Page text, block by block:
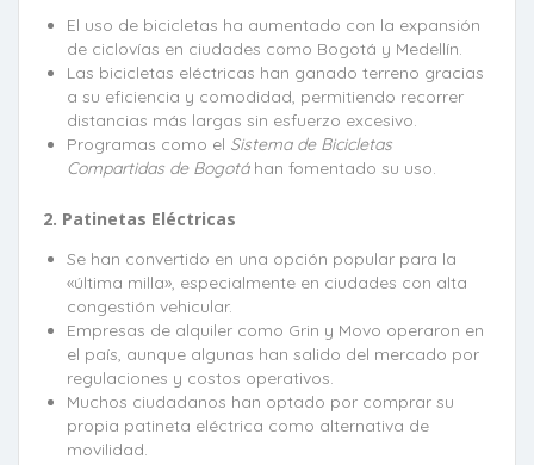
El uso de bicicletas ha aumentado con la expansión
de ciclovías en ciudades como Bogotá y Medellín.
Las bicicletas eléctricas han ganado terreno gracias
a su eficiencia y comodidad, permitiendo recorrer
distancias más largas sin esfuerzo excesivo.
Programas como el Sistema de Bicicletas
Compartidas de Bogotáhan fomentado su uso.
2. Patinetas Eléctricas
Se han convertido en una opción popular para la
«última milla», especialmente en ciudades con alta
congestión vehicular.
Empresas de alquiler como Grin y Movo operaron en
el país, aunque algunas han salido del mercado por
regulaciones y costos operativos.
Muchos ciudadanos han optado por comprar su
propia patineta eléctrica como alternativa de
movilidad.